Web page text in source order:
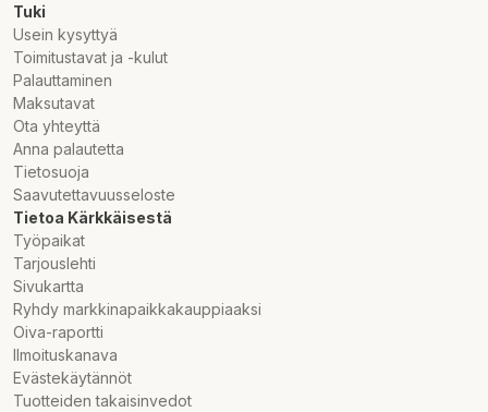
Tuki
Usein kysyttyä
Toimitustavat ja -kulut
Palauttaminen
Maksutavat
Ota yhteyttä
Anna palautetta
Tietosuoja
Saavutettavuusseloste
Tietoa Kärkkäisestä
Työpaikat
Tarjouslehti
Sivukartta
Ryhdy markkinapaikkakauppiaaksi
Oiva-raportti
Ilmoituskanava
Evästekäytännöt
Tuotteiden takaisinvedot